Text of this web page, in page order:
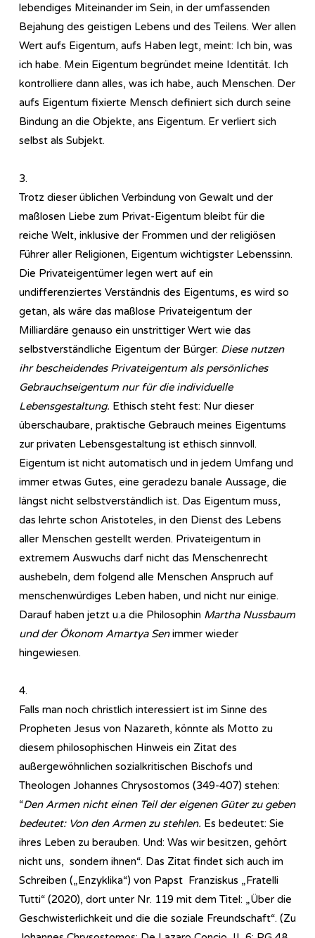
lebendiges Miteinander im Sein, in der umfassenden
Bejahung des geistigen Lebens und des Teilens. Wer allen
Wert aufs Eigentum, aufs Haben legt, meint: Ich bin, was
ich habe. Mein Eigentum begründet meine Identität. Ich
kontrolliere dann alles, was ich habe, auch Menschen. Der
aufs Eigentum fixierte Mensch definiert sich durch seine
Bindung an die Objekte, ans Eigentum. Er verliert sich
selbst als Subjekt.
3.
Trotz dieser üblichen Verbindung von Gewalt und der
maßlosen Liebe zum Privat-Eigentum bleibt für die
reiche Welt, inklusive der Frommen und der religiösen
Führer aller Religionen, Eigentum wichtigster Lebenssinn.
Die Privateigentümer legen wert auf ein
undifferenziertes Verständnis des Eigentums, es wird so
getan, als wäre das maßlose Privateigentum der
Milliardäre genauso ein unstrittiger Wert wie das
selbstverständliche Eigentum der Bürger: Diese nutzen
ihr bescheidendes Privateigentum als persönliches
Gebrauchseigentum nur für die individuelle
Lebensgestaltung. Ethisch steht fest: Nur dieser
überschaubare, praktische Gebrauch meines Eigentums
zur privaten Lebensgestaltung ist ethisch sinnvoll.
Eigentum ist nicht automatisch und in jedem Umfang und
immer etwas Gutes, eine geradezu banale Aussage, die
längst nicht selbstverständlich ist. Das Eigentum muss,
das lehrte schon Aristoteles, in den Dienst des Lebens
aller Menschen gestellt werden. Privateigentum in
extremem Auswuchs darf nicht das Menschenrecht
aushebeln, dem folgend alle Menschen Anspruch auf
menschenwürdiges Leben haben, und nicht nur einige.
Darauf haben jetzt u.a die Philosophin Martha Nussbaum
und der Ökonom Amartya Senimmer wieder
hingewiesen.
4.
Falls man noch christlich interessiert ist im Sinne des
Propheten Jesus von Nazareth, könnte als Motto zu
diesem philosophischen Hinweis ein Zitat des
außergewöhnlichen sozialkritischen Bischofs und
Theologen Johannes Chrysostomos (349-407) stehen:
“Den Armen nicht einen Teil der eigenen Güter zu geben
bedeutet: Von den Armen zu stehlen. Es bedeutet: Sie
ihres Leben zu berauben. Und: Was wir besitzen, gehört
nicht uns, sondern ihnen“. Das Zitat findet sich auch im
Schreiben („Enzyklika“) von Papst Franziskus „Fratelli
Tutti“ (2020), dort unter Nr. 119 mit dem Titel: „Über die
Geschwisterlichkeit und die die soziale Freundschaft“. (Zu